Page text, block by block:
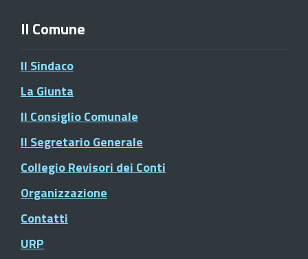
Il Comune
Il Sindaco
La Giunta
Il Consiglio Comunale
Il Segretario Generale
Collegio Revisori dei Conti
Organizzazione
Contatti
URP